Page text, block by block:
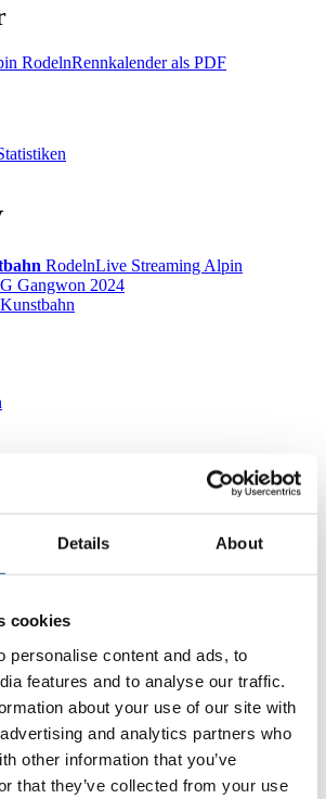
Details About
cookies
personalise content and ads, to
features and to analyse our traffic.
about your use of our site with
and analytics partners who
other information that you’ve
that they’ve collected from your use
RodelnRennkalender als PDF
RodelnLive Streaming Alpin
Gangwon 2024
Medienvertreter
für Presse- und Medienvertreter. Sie
und Informationen zu
können Sie Ihre Medienakkreditierung
des Rennrodelsports einsehen und
Verbände
allgemeine Neuigkeiten informieren, das
Richtlinien zu Wettkämpfen, Anti-Doping